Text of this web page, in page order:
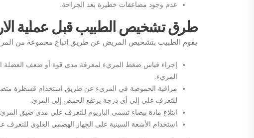
عدم وجود مضاعفات خطيرة بعد الجراحة.
طرق تشخيص الطبيب قبل عملية
يقوم الطبيب بتشخيص المريض عن طريق إتباع مجموعة من
إجراء قياس ضغط المريء لمعرفة مدى قوة أو ضعف العضلة
المريء.
مراقبة الحموضة في المريء عن طريق استخدام قسطرة متصلة
للتعرف على إلى أي درجة يرتفع الحمض إلى المرئ.
ابتلاع مادة بيضاء تسمى الباريوم للتعرف على مدى ضيق المرئ.
استخدام الأشعة السينية على الجهاز الهضمي العلوي للتعرف